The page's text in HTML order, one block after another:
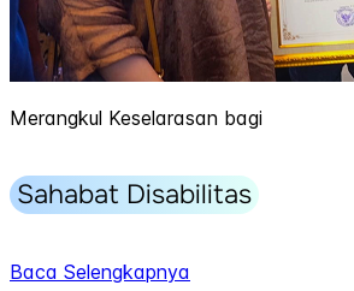
Merangkul Keselarasan bagi
Sahabat Disabilitas
Baca Selengkapnya